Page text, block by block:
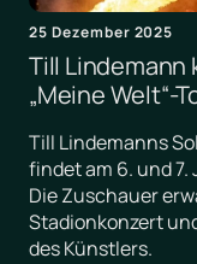
25 Dezember 2025
Till Lindemann
„Meine Welt“-
Till Lindemanns
findet am 6. und
Die Zuschauer
Stadionkonzert
des Künstlers.